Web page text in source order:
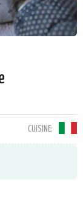
CUISINE: